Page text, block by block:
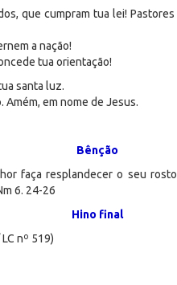
que cumpram tua lei!
a nação!
tua orientação!
santa luz.
Amém, em nome de Jesus.
Bênção
faça resplandecer o seu
6. 24-26
Hino final
nº 519)